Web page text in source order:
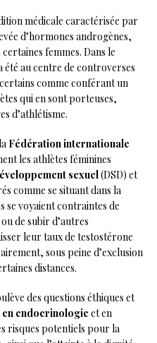
médicale caractérisée par
d’hormones androgènes,
femmes. Dans le
au centre de controverses
comme conférant un
qui en sont porteuses,
d’athlétisme.
Fédération internationale
les athlètes féminines
sexuel(DSD) et
comme se situant dans la
se voyaient contraintes de
de subir d’autres
leur taux de testostérone
sous peine d’exclusion
distances.
des questions éthiques et
endocrinologie et en
risques potentiels pour la